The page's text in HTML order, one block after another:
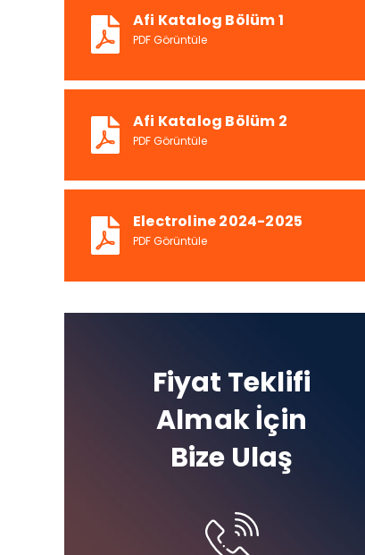
Afi Katalog Bölüm 1
PDF Görüntüle
Afi Katalog Bölüm 2
PDF Görüntüle
Electroline 2024-2025
PDF Görüntüle
Fiyat Teklifi
Almak İçin
Bize Ulaş